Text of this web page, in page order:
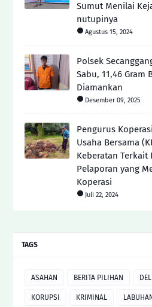
Sumut Menilai
nutupinya
Agustus 15, 2024
Polsek
Sabu, 11,46 Gram
Diamankan
Desember 09, 2025
Pengurus
Usaha Bersama
Keberatan Terkait
Pelaporan yang
Koperasi
Juli 22, 2024
TAGS
ASAHAN BERITA PILIHAN
KORUPSI KRIMINAL